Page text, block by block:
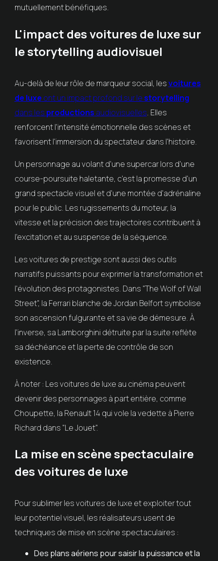
mutuellement bénéfiques.
L'impact des voitures de luxe sur
le storytelling audiovisuel
Au-delà de leur rôle de marqueur social, lesvoitures
de luxe ont un impact profond sur lestorytelling
dans les productions audiovisuelles. Elles
renforcent l'intensité émotionnelle des scènes et
favorisent l'immersion du spectateur dans l'histoire.
Un personnage au volant d'une supercar lors d'une
course-poursuite haletante, c'est la promesse d'un
grand spectacle visuel et d'une montée d'adrénaline
pour le public. Les rugissements du moteur, la
vitesse et la précision des trajectoires contribuent à
l'excitation et au suspense de la séquence.
Les voitures de prestige sont aussi des outils
narratifs puissants pour exprimer la transformation et
l'évolution des protagonistes. Dans "The Wolf of Wall
Street", la Ferrari blanche de Jordan Belfort symbolise
son ascension fulgurante et sa vie de démesure. À
l'inverse, sa Lamborghini détruite par la suite reflète
sa déchéance et la perte de contrôle de son
existence.
À noter : Les voitures de luxe au cinéma peuvent
devenir des personnages à part entière, comme
Choupette, la Renault 14 qui vole la vedette à Pierre
Richard dans "Le Jouet".
La mise en scène spectaculaire
des voitures de luxe
Pour sublimer les voitures de luxe et exploiter tout
leur potentiel visuel, les réalisateurs usent de
techniques de mise en scène spectaculaires :
Des plans aériens pour saisir la puissance et la